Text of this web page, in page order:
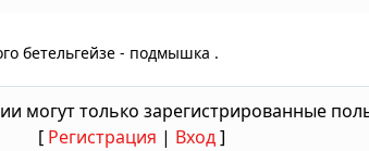
бетельгейзе - подмышка .
могут только зарегистрированные
[ Регистрация | Вход]